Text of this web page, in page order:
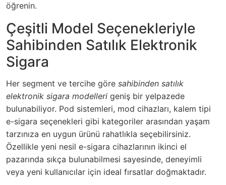
öğrenin.
Çeşitli Model Seçenekleriyle
Sahibinden Satılık Elektronik
Sigara
Her segment ve tercihe göre sahibinden satılık
elektronik sigara modelleri geniş bir yelpazede
bulunabiliyor. Pod sistemleri, mod cihazları, kalem tipi
e-sigara seçenekleri gibi kategoriler arasından yaşam
tarzınıza en uygun ürünü rahatlıkla seçebilirsiniz.
Özellikle yeni nesil e-sigara cihazlarının ikinci el
pazarında sıkça bulunabilmesi sayesinde, deneyimli
veya yeni kullanıcılar için ideal fırsatlar doğmaktadır.